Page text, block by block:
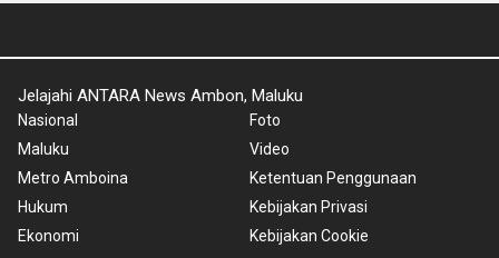
Jelajahi ANTARA News Ambon, Maluku
Nasional
Maluku
Metro Amboina
Hukum
Ekonomi
Foto
Video
Ketentuan Penggunaan
Kebijakan Privasi
Kebijakan Cookie